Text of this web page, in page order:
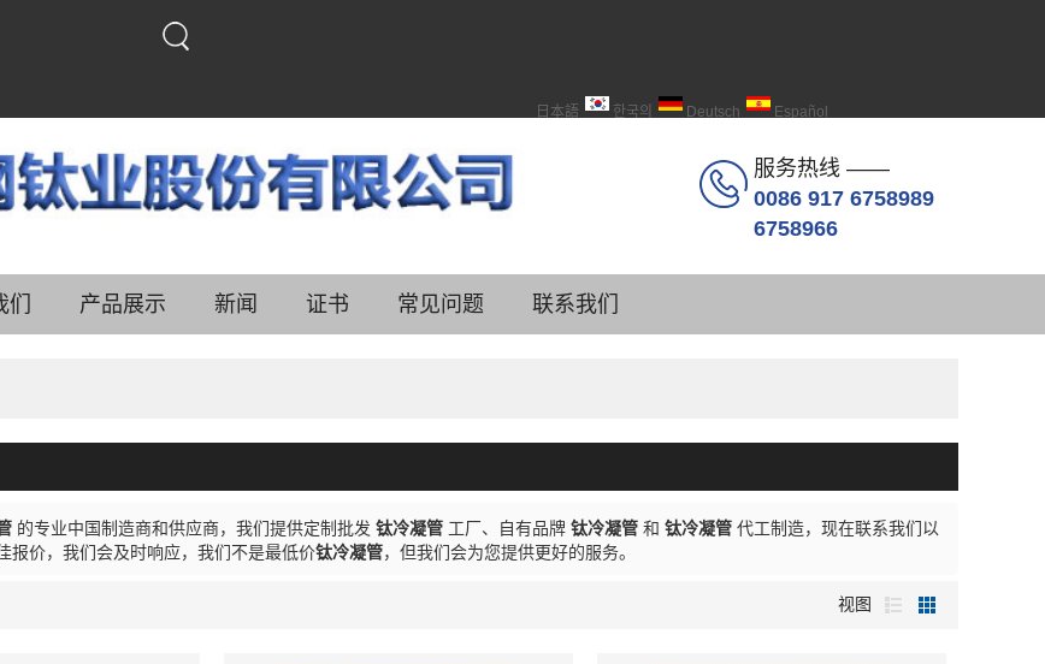
日本語 한국의 Deutsch Español
服务热线 ——
0086 917 6758989
6758966
们 产品展示 新闻 证书 常见问题 联系我们
的专业中国制造商和供应商，我们提供定制批发 钛冷凝管 工厂、自有品牌 钛冷凝管 和 钛冷凝管 代工制造，现在联系我们以
报价，我们会及时响应，我们不是最低价钛冷凝管，但我们会为您提供更好的服务。
视图